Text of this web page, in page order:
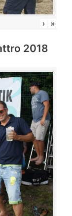
› »
2018